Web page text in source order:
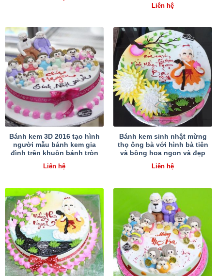
Liên hệ
Bánh kem 3D 2016 tạo hình
người mẫu bánh kem gia
đình trên khuôn bánh tròn
Liên hệ
Bánh kem sinh nhật mừng
thọ ông bà với hình bà tiên
và bông hoa ngon và đẹp
Liên hệ